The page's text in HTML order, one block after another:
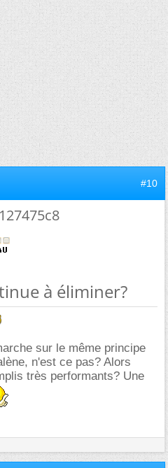
#10
à éliminer?
sur le même principe
n'est ce pas? Alors
très performants? Une